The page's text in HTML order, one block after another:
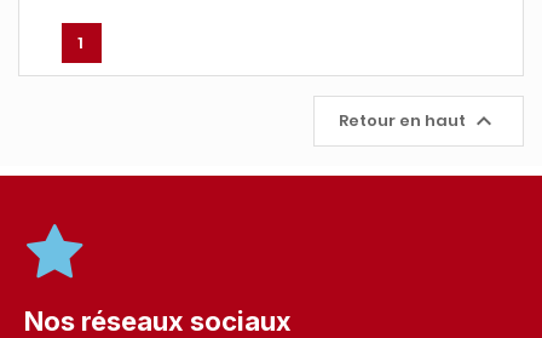
1
Retour en haut 
Nos réseaux sociaux